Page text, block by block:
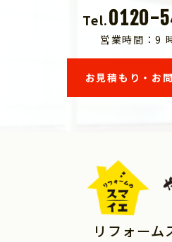
Tel.0120-
営業時間：9
お見積もり・お
リフォーム